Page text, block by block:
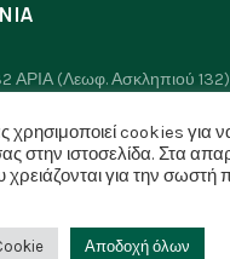
ΑΡΙΑ (Λεωφ. Ασκληπιού 132)
χρησιμοποιεί cookies για
στην ιστοσελίδα. Στα
για την σωστή
Αποδοχή όλων